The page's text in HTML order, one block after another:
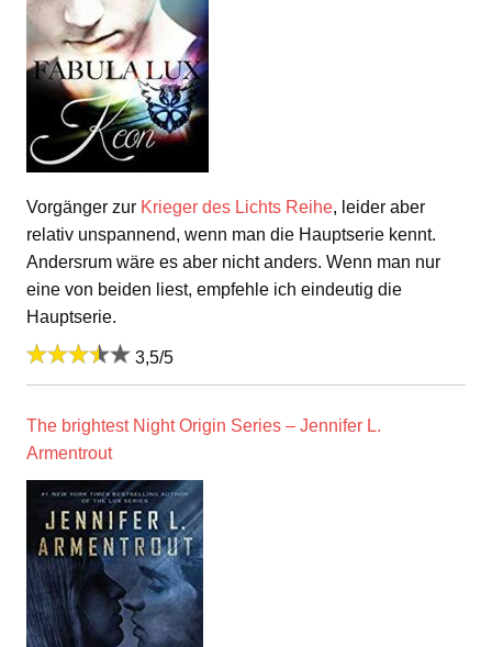
Vorgänger zur Krieger des Lichts Reihe, leider aber
relativ unspannend, wenn man die Hauptserie kennt.
Andersrum wäre es aber nicht anders. Wenn man nur
eine von beiden liest, empfehle ich eindeutig die
Hauptserie.
3,5/5
The brightest Night Origin Series – Jennifer L.
Armentrout